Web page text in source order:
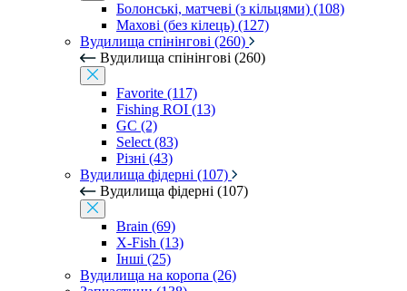
Болонські, матчеві (з кільцями) (108)
Махові (без кілець) (127)
Вудилища спінінгові (260)
Вудилища спінінгові (260)
Favorite (117)
Fishing ROI (13)
GC (2)
Select (83)
Різні (43)
Вудилища фідерні (107)
Вудилища фідерні (107)
Brain (69)
X-Fish (13)
Інші (25)
Вудилища на коропа (26)